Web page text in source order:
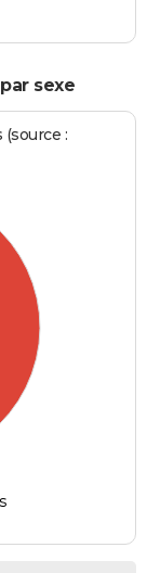
sexe
: